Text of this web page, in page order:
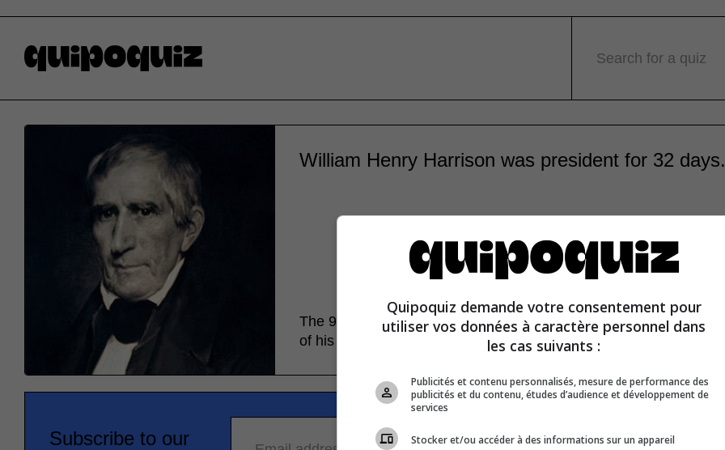
Search for a quiz
William Henry Harrison was president for 32 days.
The 9th president of the United States died of pneumonia on the
of his term. He served the shortest tenure in U.S. presidential
Subscribe to our
Quipoquiz demande votre consentement pour
utiliser vos données à caractère personnel dans
les cas suivants :
Publicités et contenu personnalisés, mesure de performance des
publicités et du contenu, études d’audience et développement de
services
Stocker et/ou accéder à des informations sur un appareil